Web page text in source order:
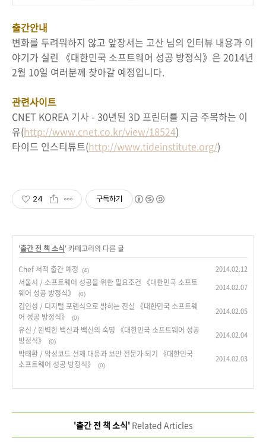
출간안내
변화를 두려워하지 않고 앞장서는 고산 님의 인터뷰 내용과 이
야기가 실린 《대한민국 소프트웨어 성공 방정식》은 2014년
2월 10일 여러분께 찾아갈 예정입니다.
관련사이트
CNET KOREA 기사 - 30년된 3D 프린터를 지금 주목하는 이
유(http://www.cnet.co.kr/view/18524)
타이드 인스티튜트(http://www.tideinstitute.org/)
24 구독하기
'출간 전 책 소식' 카테고리의 다른 글
Chef 서적 출간 예정
(4) 2014.02.12
서울시 / 소프트웨어 성공을 위한 필요조건 《대한민국 소프트
웨어 성공 방정식》
(0)
2014.02.07
김인성 / 디지털 포렌식으로 밝히는 진실 《대한민국 소프트웨
어 성공 방정식》
(0)
2014.02.05
유신 / 완벽한 백신과 백신의 숙명 《대한민국 소프트웨어 성공
방정식》
(0)
2014.02.04
박태환 / 악성코드 선제 대응과 보안 전문가 되기 《대한민국
소프트웨어 성공 방정식》
(0)
2014.02.03
'출간 전 책 소식'Related Articles